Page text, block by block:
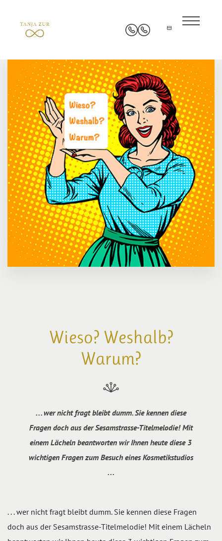
Wieso? Weshalb?
Warum?
. . . wer nicht fragt bleibt dumm. Sie kennen diese
Fragen doch aus der Sesamstrasse-Titelmelodie! Mit
einem Lächeln beantworten wir Ihnen heute diese 3
wichtigen Fragen zum Besuch eines Kosmetikstudios
. . .
. . . wer nicht fragt bleibt dumm. Sie kennen diese Fragen
doch aus der Sesamstrasse-Titelmelodie! Mit einem Lächeln